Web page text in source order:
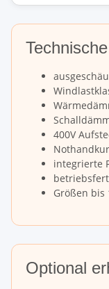
400V
integrierte
Größen bis
Optional